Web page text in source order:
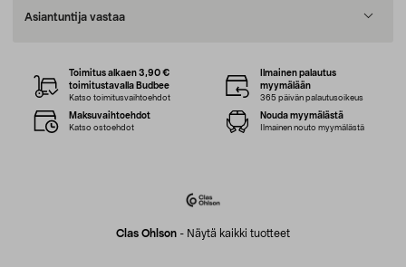
Asiantuntija vastaa
Clas Ohlson - Näytä kaikki tuotteet
Toimitus alkaen 3,90 €
toimitustavalla Budbee
Katso toimitusvaihtoehdot
Ilmainen palautus
myymälään
365 päivän palautusoikeus
Maksuvaihtoehdot
Katso ostoehdot
Nouda myymälästä
Ilmainen nouto myymälästä